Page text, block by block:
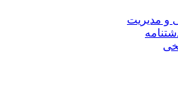
و مدیریت